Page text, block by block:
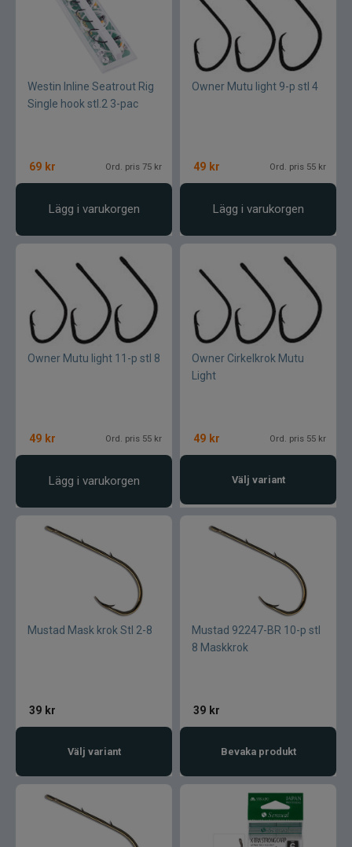
Westin Inline Seatrout Rig
Single hook stl.2 3-pac
69 kr Ord. pris 75 kr
Lägg i varukorgen
Owner Mutu light 9-p stl 4
49 kr Ord. pris 55 kr
Lägg i varukorgen
Owner Mutu light 11-p stl 8
49 kr Ord. pris 55 kr
Lägg i varukorgen
Owner Cirkelkrok Mutu
Light
49 kr Ord. pris 55 kr
Välj variant
Mustad Mask krok Stl 2-8
39 kr
Välj variant
Mustad 92247-BR 10-p stl
8 Maskkrok
39 kr
Bevaka produkt